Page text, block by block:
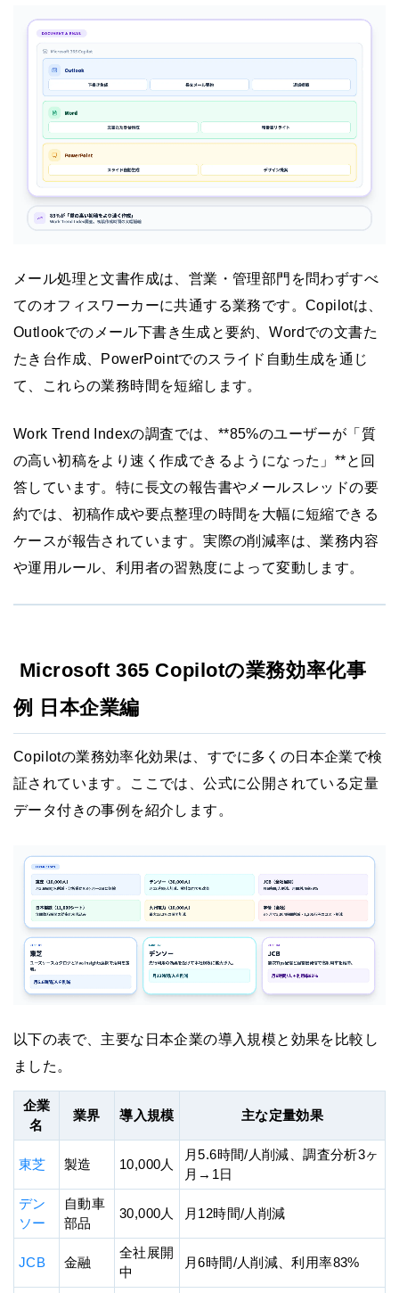
メール処理と文書作成は、営業・管理部門を問わずすべ
てのオフィスワーカーに共通する業務です。Copilotは、
Outlookでのメール下書き生成と要約、Wordでの文書た
たき台作成、PowerPointでのスライド自動生成を通じ
て、これらの業務時間を短縮します。
Work Trend Indexの調査では、**85%のユーザーが「質
の高い初稿をより速く作成できるようになった」**と回
答しています。特に長文の報告書やメールスレッドの要
約では、初稿作成や要点整理の時間を大幅に短縮できる
ケースが報告されています。実際の削減率は、業務内容
や運用ルール、利用者の習熟度によって変動します。
Microsoft 365 Copilotの業務効率化事
例 日本企業編
Copilotの業務効率化効果は、すでに多くの日本企業で検
証されています。ここでは、公式に公開されている定量
データ付きの事例を紹介します。
以下の表で、主要な日本企業の導入規模と効果を比較し
ました。
企業
名
業界 導入規模 主な定量効果
東芝 製造 10,000人
月5.6時間/人削減、調査分析3ヶ
月→1日
デン
ソー
自動車
部品
30,000人 月12時間/人削減
JCB 金融
全社展開
中
月6時間/人削減、利用率83%